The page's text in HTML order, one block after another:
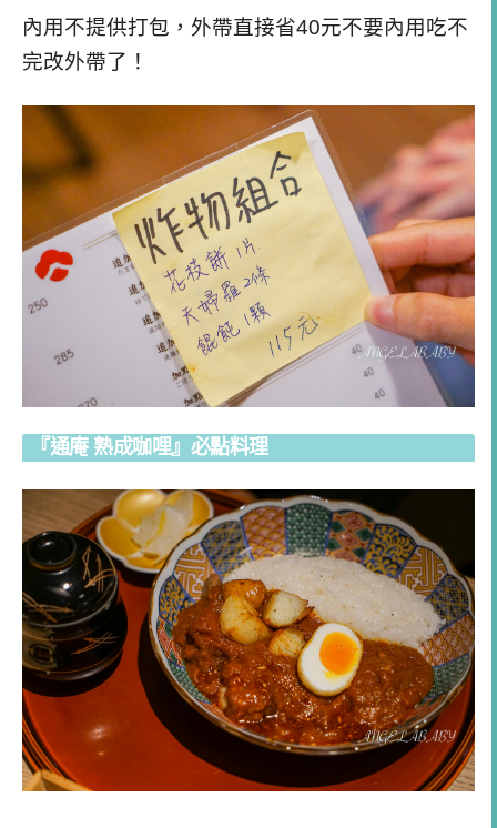
內用不提供打包，外帶直接省40元不要內用吃不
完改外帶了！
『通庵 熟成咖哩』必點料理